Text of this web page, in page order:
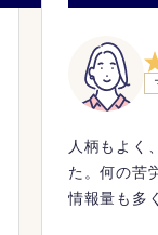
人柄もよく
た。何の苦
情報量も多